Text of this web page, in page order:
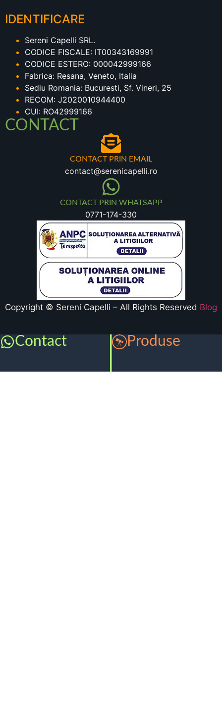
IDENTIFICARE
Sereni Capelli SRL.
CODICE FISCALE: IT00343169991
CODICE ESTERO: 000042999166
Fabrica: Resana, Veneto, Italia
Sediu Romania: Bucuresti, Sf. Vineri, 25
RECOM: J2020010944400
CUI: RO42999166
CONTACT
CONTACT PRIN EMAIL
contact@serenicapelli.ro
CONTACT PRIN WHATSAPP
0771-174-330
Copyright © Sereni Capelli – All Rights Reserved Blog
Contact Produse